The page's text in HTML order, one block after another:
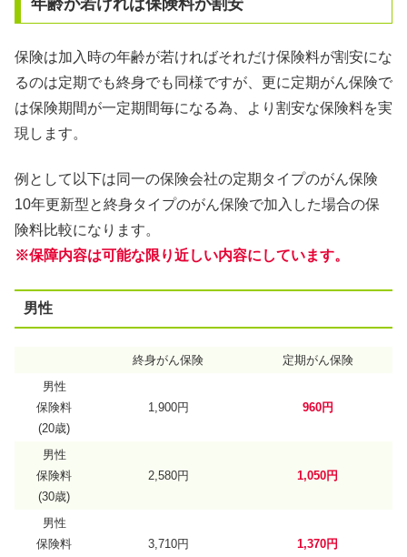
保険は加入時の年齢が若ければそれだけ保険料が割安にな
るのは定期でも終身でも同様ですが、更に定期がん保険で
は保険期間が一定期間毎になる為、より割安な保険料を実
現します。
例として以下は同一の保険会社の定期タイプのがん保険
10年更新型と終身タイプのがん保険で加入した場合の保
険料比較になります。
※保障内容は可能な限り近しい内容にしています。
男性
終身がん保険
定期がん保険
男性
保険料
(20歳)
1,900円 960円
男性
保険料
(30歳)
2,580円 1,050円
男性
保険料
3,710円 1,370円